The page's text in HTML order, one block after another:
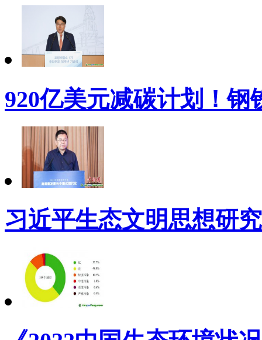
920亿美元减碳计划！钢
习近平生态文明思想研